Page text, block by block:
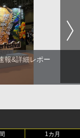
報&詳細レポー
1カ月